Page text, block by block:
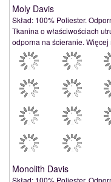
Moly Davis
Skład: 100% Poliester.
Tkanina o właściwościach
odporna na ścieranie. Więcej
Monolith Davis
Skład: 100% Poliester.